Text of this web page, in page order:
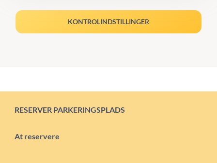
KONTROLINDSTILLINGER
RESERVER PARKERINGSPLADS
At reservere